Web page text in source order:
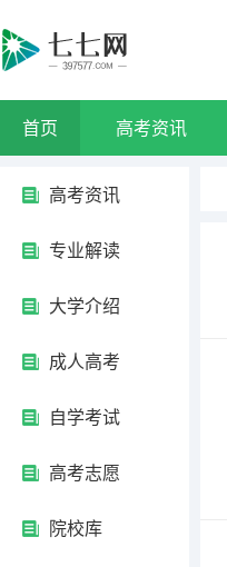
首页 高考资讯
高考资讯
专业解读
大学介绍
成人高考
自学考试
高考志愿
院校库